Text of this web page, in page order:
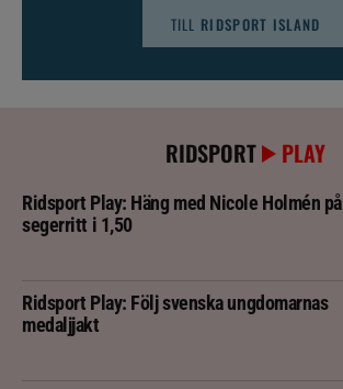
TILL RIDSPORT ISLAND
RIDSPORT PLAY
Ridsport Play: Häng med Nicole Holmén på
segerritt i 1,50
Ridsport Play: Följ svenska ungdomarnas
medaljjakt